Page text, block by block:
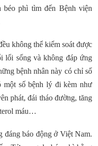
béo phì tìm đến Bệnh viện
không thể kiểm soát được
lối sống và không đáp ứng
bệnh nhân này có chỉ số
số bệnh lý đi kèm như
phát, đái tháo đường, tăng
máu…
đáng báo động ở Việt Nam.